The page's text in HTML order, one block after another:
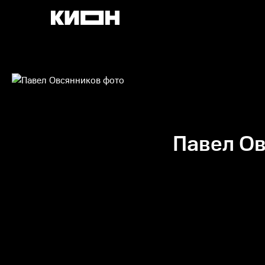
Павел